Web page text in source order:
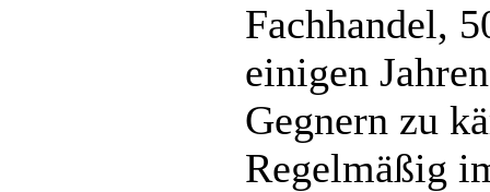
Fachhandel,
einigen
Gegnern zu
Regelmäßig